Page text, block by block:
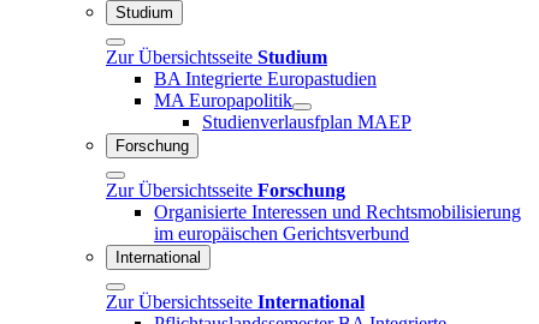
Studium
Zur Übersichtsseite Studium
BA Integrierte Europastudien
MA Europapolitik
Studienverlausfplan MAEP
Forschung
Zur Übersichtsseite Forschung
Organisierte Interessen und Rechtsmobilisierung
im europäischen Gerichtsverbund
International
Zur Übersichtsseite International